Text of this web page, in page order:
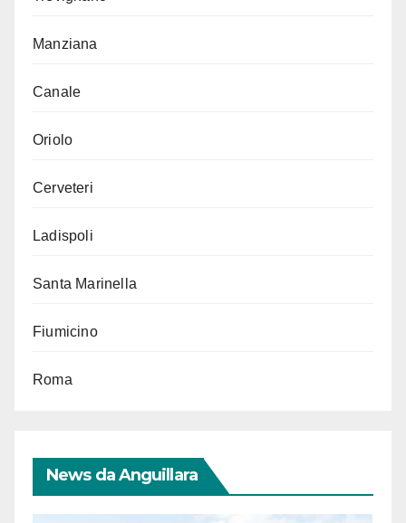
Manziana
Canale
Oriolo
Cerveteri
Ladispoli
Santa Marinella
Fiumicino
Roma
News da Anguillara